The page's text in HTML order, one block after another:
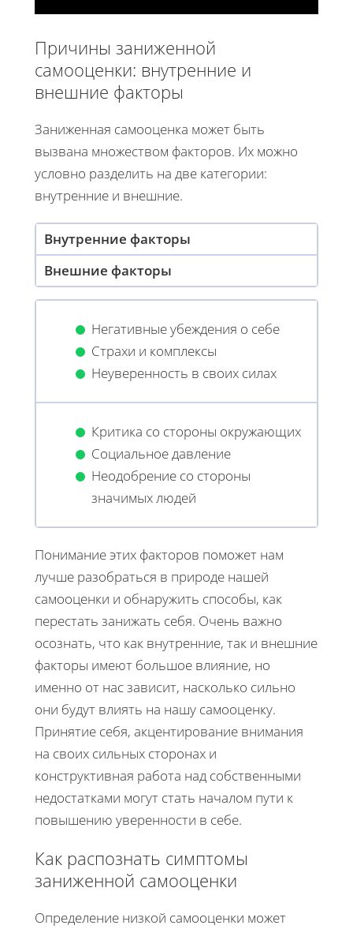
Причины заниженной
самооценки: внутренние и
внешние факторы
Заниженная самооценка может быть
вызвана множеством факторов. Их можно
условно разделить на две категории:
внутренние и внешние.
Внутренние факторы
Внешние факторы
Негативные убеждения о себе
Страхи и комплексы
Неуверенность в своих силах
Критика со стороны окружающих
Социальное давление
Неодобрение со стороны
значимых людей
Понимание этих факторов поможет нам
лучше разобраться в природе нашей
самооценки и обнаружить способы, как
перестать занижать себя. Очень важно
осознать, что как внутренние, так и внешние
факторы имеют большое влияние, но
именно от нас зависит, насколько сильно
они будут влиять на нашу самооценку.
Принятие себя, акцентирование внимания
на своих сильных сторонах и
конструктивная работа над собственными
недостатками могут стать началом пути к
повышению уверенности в себе.
Как распознать симптомы
заниженной самооценки
Определение низкой самооценки может